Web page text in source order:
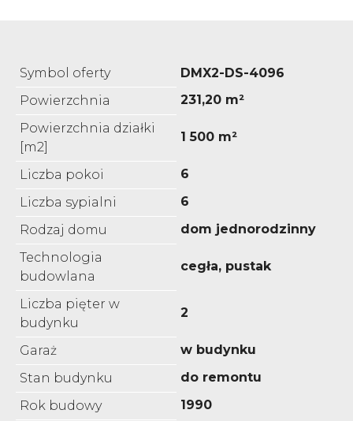
Symbol oferty
DMX2-DS-4096
Powierzchnia
231,20 m²
Powierzchnia działki
[m2]
1 500 m²
Liczba pokoi
6
Liczba sypialni
6
Rodzaj domu
dom jednorodzinny
Technologia
budowlana
cegła, pustak
Liczba pięter w
budynku
2
Garaż
w budynku
Stan budynku
do remontu
Rok budowy
1990